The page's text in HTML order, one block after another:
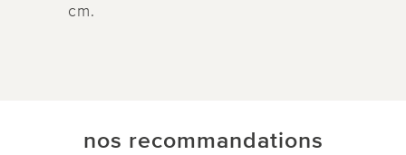
cm.
nos recommandations